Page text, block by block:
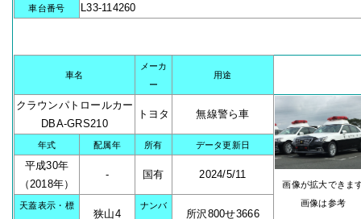
車台番号 L33-114260
車名
メーカ
ー
用途
クラウンパトロールカー
DBA-GRS210
トヨタ 無線警ら車
画像が拡大できま
画像は参考
年式 配属年 所有 データ更新日
平成30年
（2018年）
- 国有 2024/5/11
天蓋表示・標
狭山4
ナンバ
所沢800せ3666